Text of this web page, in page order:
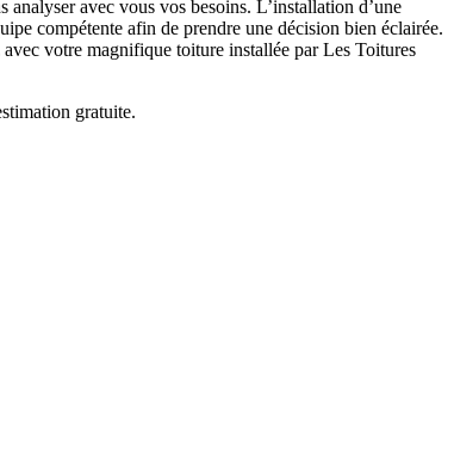
avec vous vos besoins. L’installation d’une
compétente afin de prendre une décision bien éclairée.
votre magnifique toiture installée par Les Toitures
gratuite.